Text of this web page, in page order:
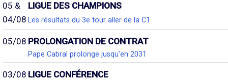
05 &
04/08
LIGUE DES CHAMPIONS
Les résultats du 3e tour aller de la C1
05/08 PROLONGATION DE CONTRAT
Pape Cabral prolonge jusqu'en 2031
03/08 LIGUE CONFÉRENCE